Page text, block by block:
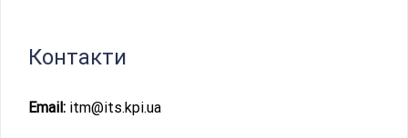
Контакти
Email: itm@its.kpi.ua